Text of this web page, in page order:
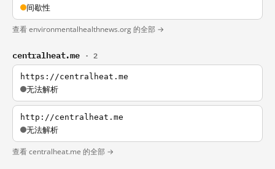
间歇性
查看 environmentalhealthnews.org 的全部 →
centralheat.me · 2
https://centralheat.me
无法解析
http://centralheat.me
无法解析
查看 centralheat.me 的全部 →